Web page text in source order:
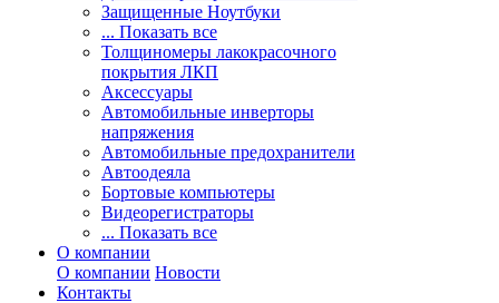
Защищенные Ноутбуки
... Показать все
Толщиномеры лакокрасочного
покрытия ЛКП
Аксессуары
Автомобильные инверторы
напряжения
Автомобильные предохранители
Автоодеяла
Бортовые компьютеры
Видеорегистраторы
... Показать все
О компании
О компании Новости
Контакты